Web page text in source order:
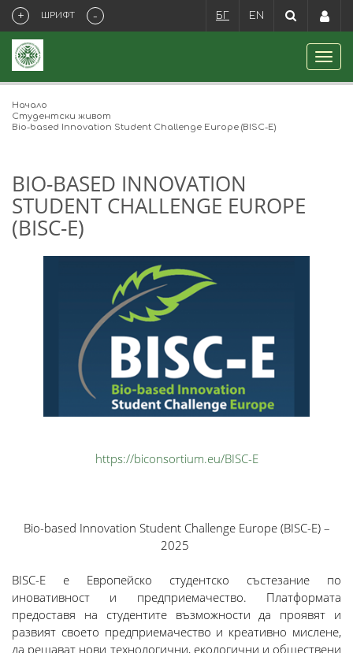
+ ШРИФТ - БГ EN
Начало
Студентски живот
Bio-based Innovation Student Challenge Europe (BISC-E)
BIO-BASED INNOVATION
STUDENT CHALLENGE EUROPE
(BISC-E)
https://biconsortium.eu/BISC-E
Bio-based Innovation Student Challenge Europe (BISC-E) –
2025
BISC-E е Европейско студентско състезание по
иновативност и предприемачество. Платформата
предоставя на студентите възможности да проявят и
развият своето предприемачество и креативно мислене,
да решават нови технологични, екологични и обществени